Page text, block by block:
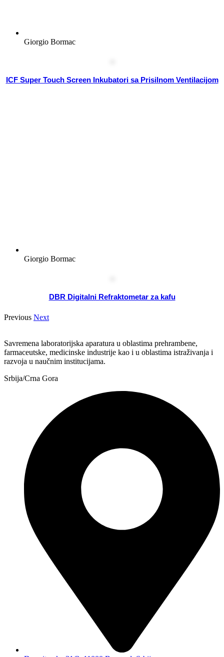
Giorgio Bormac
ICF Super Touch Screen Inkubatori sa Prisilnom Ventilacijom
Giorgio Bormac
DBR Digitalni Refraktometar za kafu
Previous Next
Savremena laboratorijska aparatura u oblastima prehrambene,
farmaceutske, medicinske industrije kao i u oblastima istraživanja i
razvoja u naučnim institucijama.
Srbija/Crna Gora